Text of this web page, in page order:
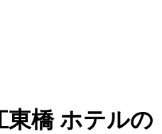
東橋 ホテルの